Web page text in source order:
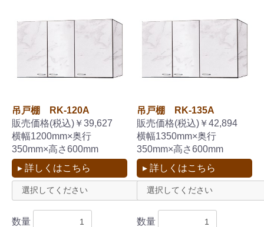
吊戸棚 RK-120A
販売価格(税込)￥39,627
横幅1200mm×奥行
350mm×高さ600mm
▸ 詳しくはこちら
数量
吊戸棚 RK-135A
販売価格(税込)￥42,894
横幅1350mm×奥行
350mm×高さ600mm
▸ 詳しくはこちら
数量
お買い物を続ける カートへ進む